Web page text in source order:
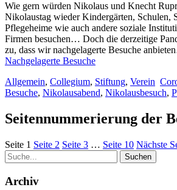
Wie gern würden Nikolaus und Knecht
Nikolaustag wieder Kindergärten, Schulen,
Pflegeheime wie auch andere soziale
Firmen besuchen… Doch die derzeitige
zu, dass wir nachgelagerte Besuche
Nachgelagerte Besuche
Allgemein, Collegium, Stiftung, Verein
Besuche, Nikolausabend, Nikolausbesuch,
Seitennummerierung der
Seite 1 Seite 2 Seite 3 … Seite 10 Nächste
Archiv